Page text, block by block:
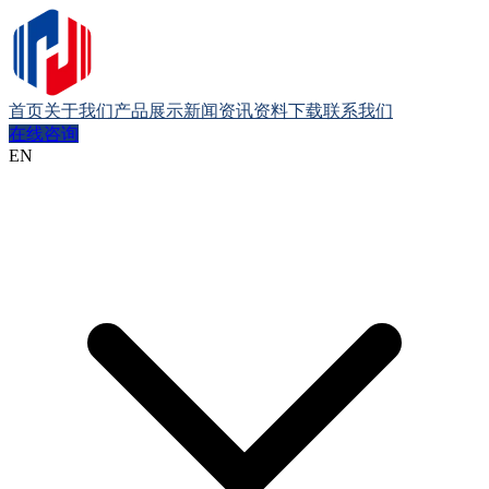
首页关于我们产品展示新闻资讯资料下载联系我们
在线咨询
EN